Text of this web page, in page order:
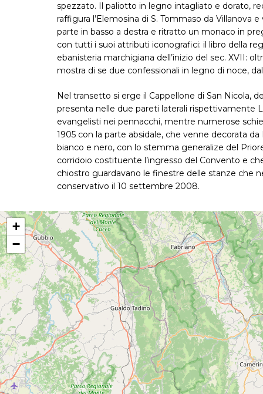
spezzato. Il paliotto in legno intagliato e dorato,
raffigura l’Elemosina di S. Tommaso da
parte in basso a destra e ritratto un monaco in
con tutti i suoi attributi iconografici: il libro della
ebanisteria marchigiana dell’inizio del sec. XVII:
mostra di se due confessionali in legno di noce,
Nel transetto si erge il Cappellone di San Nicola,
presenta nelle due pareti laterali rispettivamente
evangelisti nei pennacchi, mentre numerose
1905 con la parte absidale, che venne decorata
bianco e nero, con lo stemma generalize del
corridoio costituente l’ingresso del Convento e
chiostro guardavano le finestre delle stanze che
conservativo il 10 settembre 2008.
+
−